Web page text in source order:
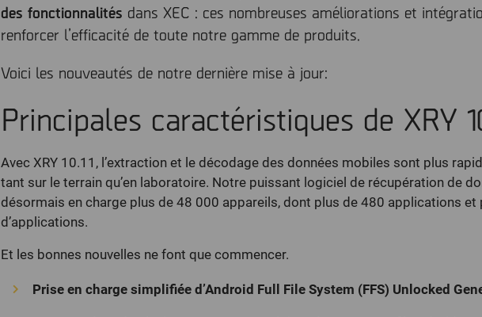
des fonctionnalités dans XEC : ces nombreuses améliorations et
renforcer l’efficacité de toute notre gamme de produits.
Voici les nouveautés de notre dernière mise à jour:
Principales caractéristiques de XRY
Avec XRY 10.11, l’extraction et le décodage des données mobiles sont plus
tant sur le terrain qu’en laboratoire. Notre puissant logiciel de récupération de
désormais en charge plus de 48 000 appareils, dont plus de 480 applications et
d’applications.
Et les bonnes nouvelles ne font que commencer.
Prise en charge simplifiée d’Android Full File System (FFS) Unlocked